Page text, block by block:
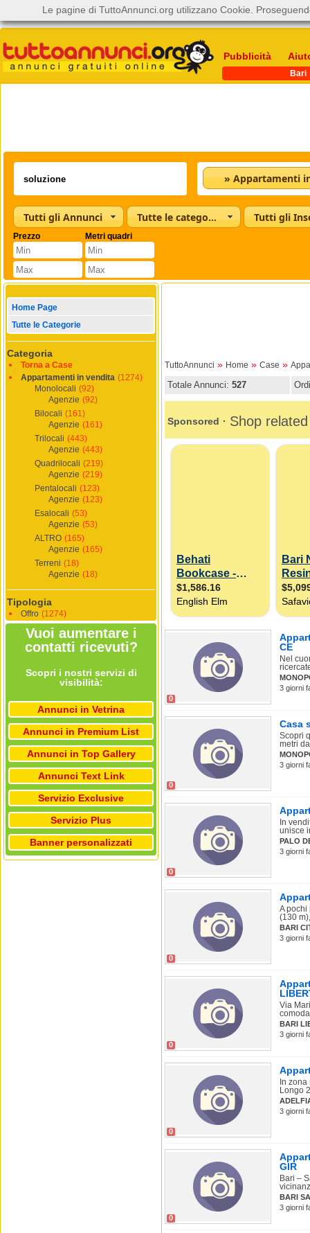
Pubblicità
Bari
Tutti gli Annunci Tutte le categorie Tutti gli
Prezzo Metri quadri
Home Page
Tutte le Categorie
Categoria
Torna a Case
Appartamenti in vendita (1274)
Monolocali (92)
Agenzie (92)
Bilocali (161)
Agenzie (161)
Trilocali (443)
Agenzie (443)
Quadrilocali (219)
Agenzie (219)
Pentalocali (123)
Agenzie (123)
Esalocali (53)
Agenzie (53)
ALTRO (165)
Agenzie (165)
Terreni (18)
Agenzie (18)
Tipologia
Offro (1274)
Vuoi aumentare i
contatti ricevuti?
Scopri i nostri servizi di
visibilità:
Annunci in Vetrina
Annunci in Premium List
Annunci in Top Gallery
Annunci Text Link
Servizio Exclusive
Servizio Plus
Banner personalizzati
TuttoAnnunci » Home » Case »
Totale Annunci: 527
0
CE
Nel
3 giorni
0
Casa
Scopri
metri
3 giorni
0
In
unisce
PALO
3 giorni
0
A pochi
(130
BARI
3 giorni
0
Via
BARI
3 giorni
0
In
Longo
3 giorni
0
GIR
Bari –
BARI
3 giorni
Le pagine di TuttoAnnunci.org utilizzano Cookie.